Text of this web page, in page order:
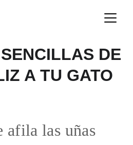
DE
A TU GATO
afila las uñas